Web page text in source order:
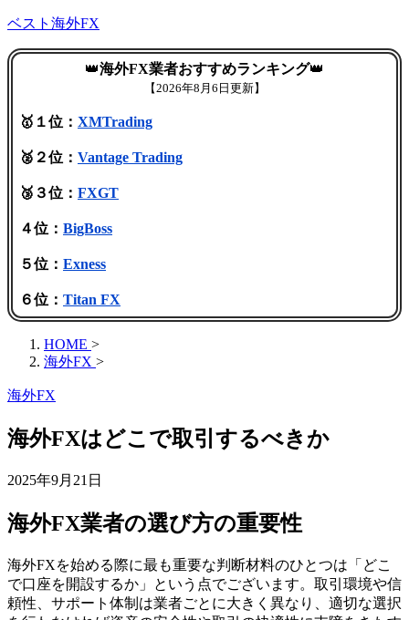
ベスト海外FX
👑海外FX業者おすすめランキング👑
【2026年8月6日更新】
🥇１位： XMTrading
🥈２位： Vantage Trading
🥉３位： FXGT
４位： BigBoss
５位： Exness
６位： Titan FX
HOME >
海外FX >
海外FX
海外FXはどこで取引するべきか
2025年9月21日
海外FX業者の選び方の重要性
海外FXを始める際に最も重要な判断材料のひとつは「どこ
で口座を開設するか」という点でございます。取引環境や信
頼性、サポート体制は業者ごとに大きく異なり、適切な選択